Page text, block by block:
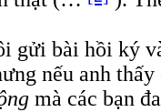
gửi bài hồi ký
nếu anh
mà các bạn